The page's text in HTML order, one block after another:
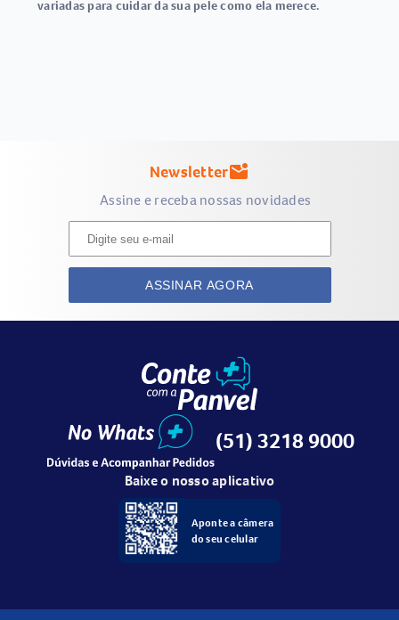
variadas para cuidar da sua pele como ela merece.
Newslettermark_email_unread
Assine e receba nossas novidades
ASSINAR AGORA
(51) 3218 9000
Baixe o nosso aplicativo
Aponte a câmera
do seu celular